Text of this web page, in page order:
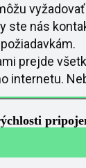
ste nás
prejde
internetu.